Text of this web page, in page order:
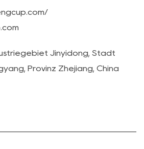
/
Jinyidong, Stadt
Provinz Zhejiang, China